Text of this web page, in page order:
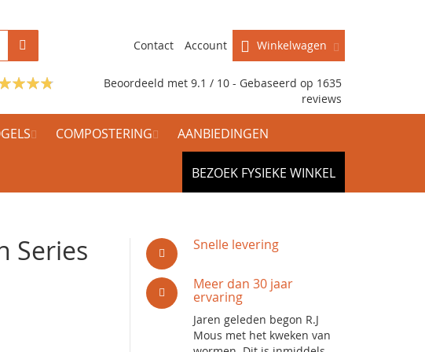
Winkelwagen
Contact Account
Beoordeeld met 9.1 / 10 - Gebaseerd op 1635
reviews
COMPOSTERING AANBIEDINGEN
BEZOEK FYSIEKE WINKEL
Series
Snelle levering
Meer dan 30 jaar
ervaring
Jaren geleden begon R.J
Mous met het kweken van